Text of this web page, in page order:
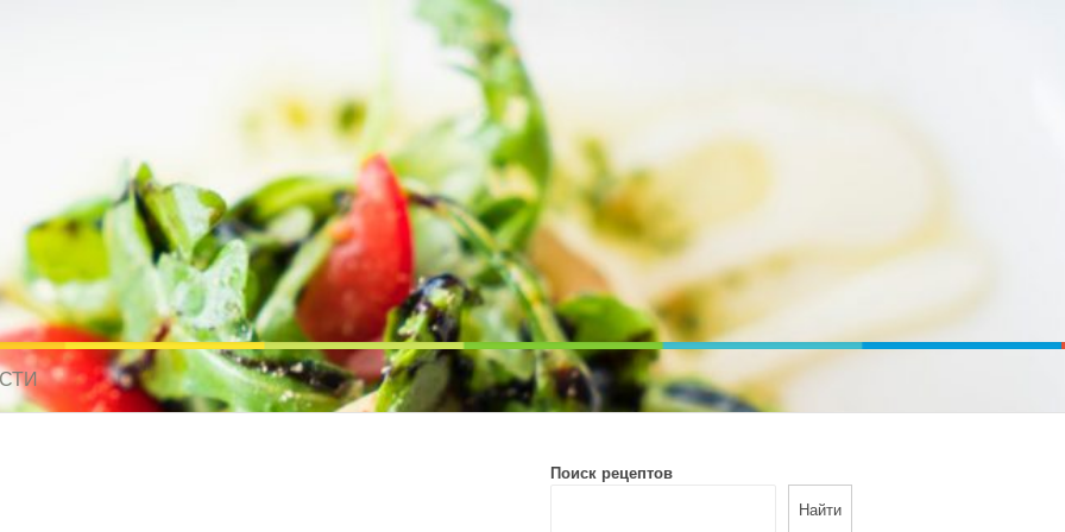
рецепты для всех
РЕЦЕПТЫ ДЛЯ МУЛЬТИВАРКИ. РЕЦЕПТЫ ДЛЯ МИКРОВОЛНОВОЙ ПЕЧИ. ДИЕТИЧЕСКОЕ ПИТАНИЕ
Поиск рецептов
Найти